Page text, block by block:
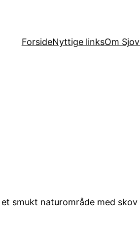
ForsideNyttige linksOm
smukt naturområde med